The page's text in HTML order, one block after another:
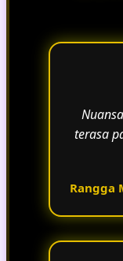
terasa
Rangga